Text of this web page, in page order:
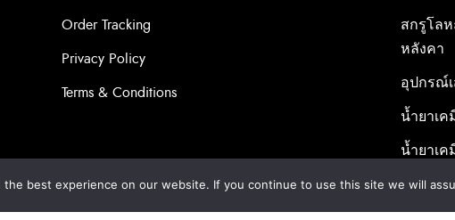
Order Tracking
Privacy Policy
Terms & Conditions
สกรูโล
หลังคา
อุปกรณ์
น้ำยาเ
น้ำยาเ
พุกสำห
best experience on our website. If you continue to use this site we will